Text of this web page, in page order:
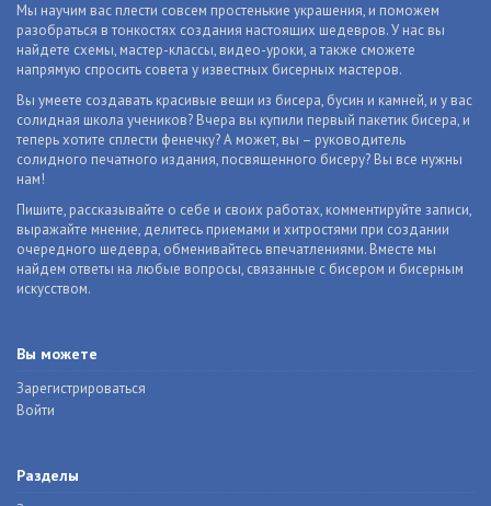
Мы научим вас плести совсем простенькие украшения, и поможем
разобраться в тонкостях создания настоящих шедевров. У нас вы
найдете схемы, мастер-классы, видео-уроки, а также сможете
напрямую спросить совета у известных бисерных мастеров.
Вы умеете создавать красивые вещи из бисера, бусин и камней, и у вас
солидная школа учеников? Вчера вы купили первый пакетик бисера, и
теперь хотите сплести фенечку? А может, вы – руководитель
солидного печатного издания, посвященного бисеру? Вы все нужны
нам!
Пишите, рассказывайте о себе и своих работах, комментируйте записи,
выражайте мнение, делитесь приемами и хитростями при создании
очередного шедевра, обменивайтесь впечатлениями. Вместе мы
найдем ответы на любые вопросы, связанные с бисером и бисерным
искусством.
Вы можете
Зарегистрироваться
Войти
Разделы